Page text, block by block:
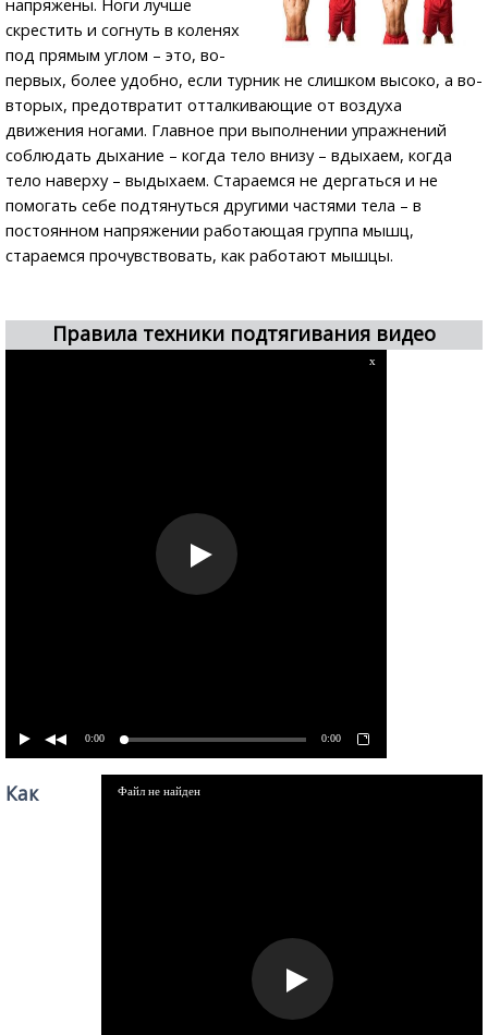
напряжены. Ноги лучше
скрестить и согнуть в коленях
под прямым углом – это, во-
первых, более удобно, если турник не слишком высоко, а во-
вторых, предотвратит отталкивающие от воздуха
движения ногами. Главное при выполнении упражнений
соблюдать дыхание – когда тело внизу – вдыхаем, когда
тело наверху – выдыхаем. Стараемся не дергаться и не
помогать себе подтянуться другими частями тела – в
постоянном напряжении работающая группа мышц,
стараемся прочувствовать, как работают мышцы.
Правила техники подтягивания видео
x
0:00 0:00
Файл не найден
Как